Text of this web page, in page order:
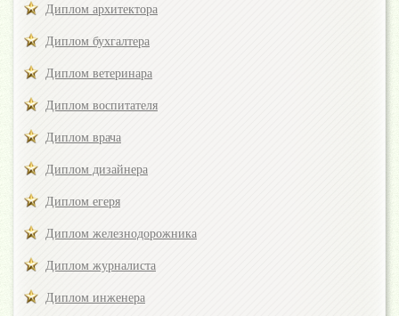
Диплом архитектора
Диплом бухгалтера
Диплом ветеринара
Диплом воспитателя
Диплом врача
Диплом дизайнера
Диплом егеря
Диплом железнодорожника
Диплом журналиста
Диплом инженера